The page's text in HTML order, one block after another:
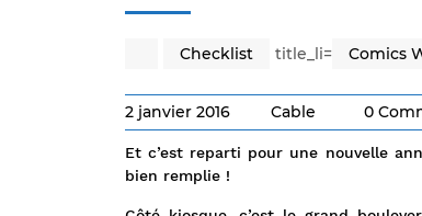
Checklist title_li= Comics
2 janvier 2016 Cable 0
Et c’est reparti pour une nouvelle
bien remplie !